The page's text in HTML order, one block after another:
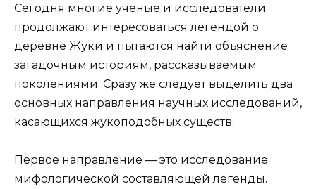
Сегодня многие ученые и исследователи
продолжают интересоваться легендой о
деревне Жуки и пытаются найти объяснение
загадочным историям, рассказываемым
поколениями. Сразу же следует выделить два
основных направления научных исследований,
касающихся жукоподобных существ:
Первое направление — это исследование
мифологической составляющей легенды.